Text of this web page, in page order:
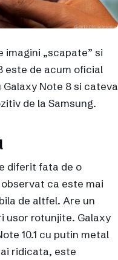
imagini „scapate” si
este de acum oficial
Note 8 si cateva
de la Samsung.
diferit fata de o
ca este mai
de altfel. Are un
usor rotunjite. Galaxy
10.1 cu putin metal
ridicata, este